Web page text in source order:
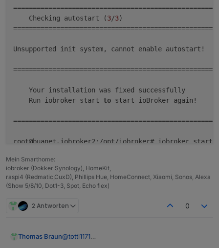
Imagedatei:
sich nicht
    Checking autostart (
3/3
Unsupported init
Your
    Run iobroker start
to start
sudo: Die Audit-Nachricht kann nicht gesendet
sudo:
sudo: Regelwerks-Plugin
sudo:
sudo:
sudo:
Mein Smarthome:
iobroker (Dokker Synology), HomeKit,
raspi4 (Redmatic,CuxD), Phillips Hue, HomeConnect, Xiaomi, Sonos, Alexa
(Show 5/8/10, Dot1-3, Spot, Echo flex)
2 Antworten 0
Thomas Braun@totti1171